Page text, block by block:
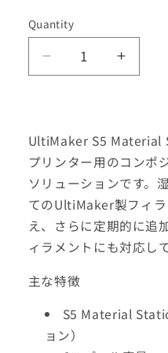
Quantity
Decrease
quantity
S5・
S7・
S8
マ
テ
リ
ア
ル
テ
ー
quantity
S5・
S7・
S8
マ
テ
リ
ア
テ
UltiMaker S5 Material
プリンター用のコンポ
ソリューションです。
てのUltiMaker製フィ
え、さらに定期的に追
ィラメントにも対応し
主な特徴
S5 Material
ョン）